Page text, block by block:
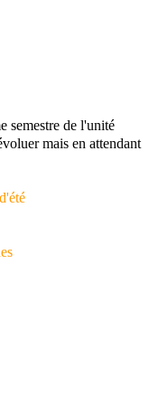
semestre de l'unité
mais en attendant